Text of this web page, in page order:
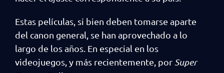
Estas películas, si bien deben tomarse aparte
del canon general, se han aprovechado a lo
largo de los años. En especial en los
videojuegos, y más recientemente, por Super